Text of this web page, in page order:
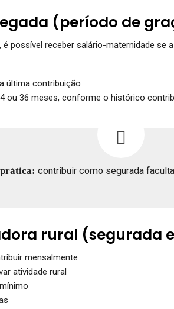
(período de
possível receber salário-maternidade se
última contribuição
ou 36 meses, conforme o histórico
contribuir como segurada
rural (segurada
mensalmente
atividade rural